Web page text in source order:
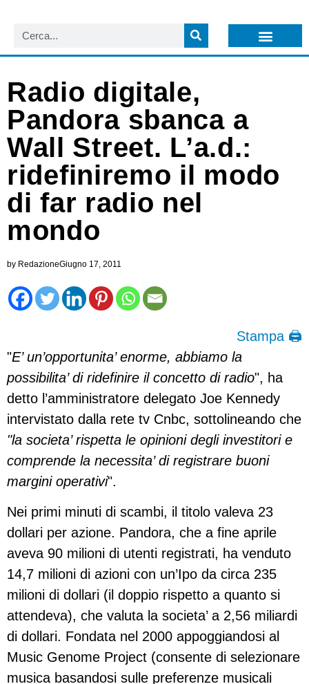
Radio digitale,
Pandora sbanca a
Wall Street. L’a.d.:
ridefiniremo il modo
di far radio nel
mondo
by RedazioneGiugno 17, 2011
Stampa 🖨
"E’ un’opportunita’ enorme, abbiamo la
possibilita’ di ridefinire il concetto di radio", ha
detto l’amministratore delegato Joe Kennedy
intervistato dalla rete tv Cnbc, sottolineando che
"la societa’ rispetta le opinioni degli investitori e
comprende la necessita’ di registrare buoni
margini operativi".
Nei primi minuti di scambi, il titolo valeva 23
dollari per azione. Pandora, che a fine aprile
aveva 90 milioni di utenti registrati, ha venduto
14,7 milioni di azioni con un’Ipo da circa 235
milioni di dollari (il doppio rispetto a quanto si
attendeva), che valuta la societa’ a 2,56 miliardi
di dollari. Fondata nel 2000 appoggiandosi al
Music Genome Project (consente di selezionare
musica basandosi sulle preferenze musicali